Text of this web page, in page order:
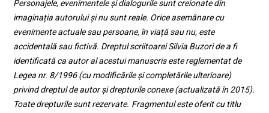
Personajele, evenimentele și dialogurile sunt creionate din
imaginația autorului și nu sunt reale. Orice asemănare cu
evenimente actuale sau persoane, în viață sau nu, este
accidentală sau fictivă. Dreptul scriitoarei Silvia Buzori de a fi
identificată ca autor al acestui manuscris este reglementat de
Legea nr. 8/1996 (cu modificările și completările ulterioare)
privind dreptul de autor și drepturile conexe (actualizată în 2015).
Toate drepturile sunt rezervate. Fragmentul este oferit cu titlu